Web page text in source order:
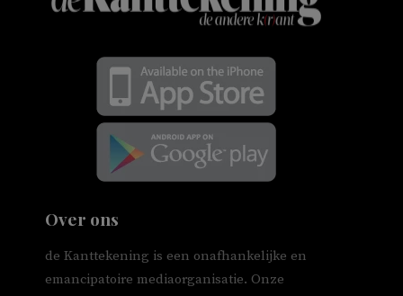
Over ons
de Kanttekening is een onafhankelijke en
emancipatoire mediaorganisatie. Onze